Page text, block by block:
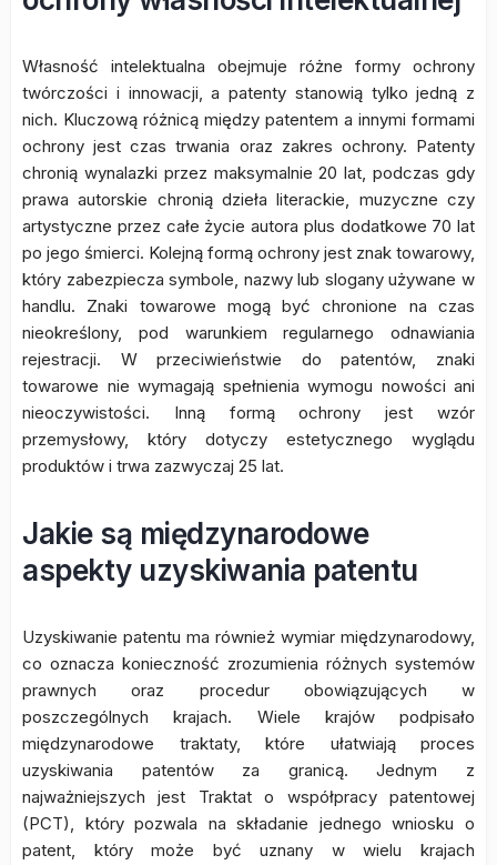
Własność intelektualna obejmuje różne formy ochrony
twórczości i innowacji, a patenty stanowią tylko jedną z
nich. Kluczową różnicą między patentem a innymi formami
ochrony jest czas trwania oraz zakres ochrony. Patenty
chronią wynalazki przez maksymalnie 20 lat, podczas gdy
prawa autorskie chronią dzieła literackie, muzyczne czy
artystyczne przez całe życie autora plus dodatkowe 70 lat
po jego śmierci. Kolejną formą ochrony jest znak towarowy,
który zabezpiecza symbole, nazwy lub slogany używane w
handlu. Znaki towarowe mogą być chronione na czas
nieokreślony, pod warunkiem regularnego odnawiania
rejestracji. W przeciwieństwie do patentów, znaki
towarowe nie wymagają spełnienia wymogu nowości ani
nieoczywistości. Inną formą ochrony jest wzór
przemysłowy, który dotyczy estetycznego wyglądu
produktów i trwa zazwyczaj 25 lat.
Jakie są międzynarodowe
aspekty uzyskiwania patentu
Uzyskiwanie patentu ma również wymiar międzynarodowy,
co oznacza konieczność zrozumienia różnych systemów
prawnych oraz procedur obowiązujących w
poszczególnych krajach. Wiele krajów podpisało
międzynarodowe traktaty, które ułatwiają proces
uzyskiwania patentów za granicą. Jednym z
najważniejszych jest Traktat o współpracy patentowej
(PCT), który pozwala na składanie jednego wniosku o
patent, który może być uznany w wielu krajach